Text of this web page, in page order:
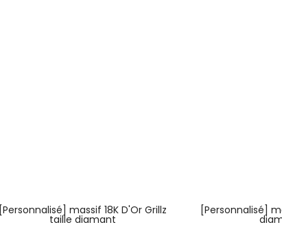
[Personnalisé] massif 18K D'Or Grillz
taille diamant
[Personnalisé]